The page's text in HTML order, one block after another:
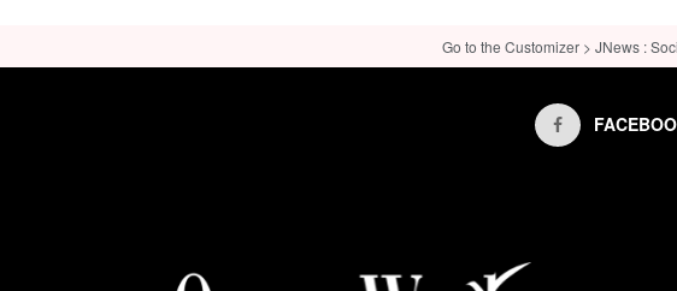
Go to the Customizer > JNews :